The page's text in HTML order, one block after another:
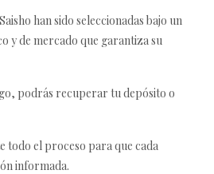
han sido seleccionadas bajo un
y de mercado que garantiza su
podrás recuperar tu depósito o
todo el proceso para que cada
informada.